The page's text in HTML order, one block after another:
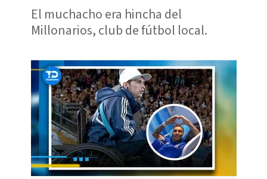
El muchacho era hincha del
Millonarios, club de fútbol local.